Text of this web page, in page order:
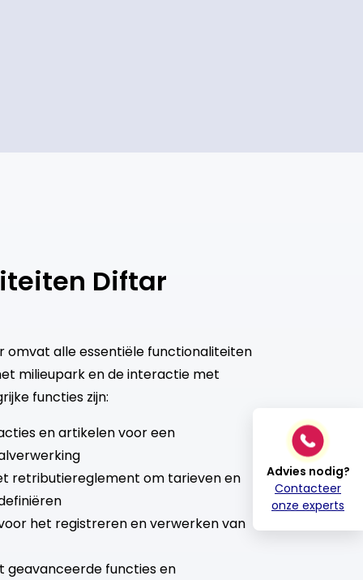
Diftar
omvat alle essentiële functionaliteiten
milieupark en de interactie met
functies zijn:
en artikelen voor een
retributiereglement om tarieven en
het registreren en verwerken van
geavanceerde functies en
Advies nodig?
Contacteer
onze experts